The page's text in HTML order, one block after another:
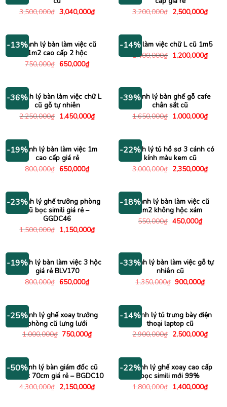
3,500,000₫ Giá
gốc
3,040,000₫Giá
hiện
3,040,000₫.
3,200,000₫ Giá
gốc
2,500,000₫Giá
hiện
-13%Thanh lý bàn làm việc cũ
1m2 cao cấp 2 hộc
750,000₫ Giá
650,000₫Giá
hiện
650,000₫.
-14%
Bàn làm việc chữ L cũ 1m5
1,400,000₫ Giá
gốc
1,200,000₫Giá
hiện
-36%
Thanh lý bàn làm việc chữ L
cũ gỗ tự nhiên
2,250,000₫ Giá
gốc
1,450,000₫Giá
hiện
1,450,000₫.
-39%Thanh lý bàn ghế gỗ cafe
chân sắt cũ
1,650,000₫ Giá
gốc
1,000,000₫Giá
hiện
-19%Thanh lý bàn làm việc 1m
cao cấp giá rẻ
800,000₫ Giá
650,000₫Giá
hiện
650,000₫.
-22%
Thanh lý tủ hồ sơ 3 cánh có
kính màu kem cũ
3,000,000₫ Giá
gốc
2,350,000₫Giá
hiện
-23%
Thanh lý ghế trưởng phòng
cũ bọc simili giá rẻ –
GGDC46
1,500,000₫ Giá
gốc
1,150,000₫Giá
hiện
1,150,000₫.
-18%Thanh lý bàn làm việc cũ
1m2 không hộc xám
550,000₫ Giá
450,000₫Giá
hiện
-19%
Thanh lý bàn làm việc 3 hộc
giá rẻ BLV170
800,000₫ Giá
650,000₫Giá
hiện
650,000₫.
-33%
Thanh lý bàn làm việc gỗ tự
nhiên cũ
1,350,000₫ Giá
900,000₫Giá
hiện
-25%Thanh lý ghế xoay trưởng
phòng cũ lưng lưới
1,000,000₫ Giá
750,000₫Giá
hiện
750,000₫.
-14%
Thanh lý tủ trưng bày điện
thoại laptop cũ
2,900,000₫ Giá
gốc
2,500,000₫Giá
hiện
-50%
Thanh lý bàn giám đốc cũ
1m4 x 70cm giá rẻ – BGDC10
4,300,000₫ Giá
gốc
2,150,000₫Giá
hiện
-22%
Thanh lý ghế xoay cao cấp
bọc simili mới 99%
1,800,000₫ Giá
gốc
1,400,000₫Giá
hiện